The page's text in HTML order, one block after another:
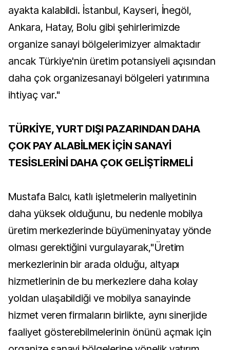
ayakta kalabildi. İstanbul, Kayseri, İnegöl,
Ankara, Hatay, Bolu gibi şehirlerimizde
organize sanayi bölgelerimizyer almaktadır
ancak Türkiye'nin üretim potansiyeli açısından
daha çok organizesanayi bölgeleri yatırımına
ihtiyaç var."
TÜRKİYE, YURT DIŞI PAZARINDAN DAHA
ÇOK PAY ALABİLMEK İÇİN SANAYİ
TESİSLERİNİ DAHA ÇOK GELİŞTİRMELİ
Mustafa Balcı, katlı işletmelerin maliyetinin
daha yüksek olduğunu, bu nedenle mobilya
üretim merkezlerinde büyümeninyatay yönde
olması gerektiğini vurgulayarak,"Üretim
merkezlerinin bir arada olduğu, altyapı
hizmetlerinin de bu merkezlere daha kolay
yoldan ulaşabildiği ve mobilya sanayinde
hizmet veren firmaların birlikte, aynı sinerjide
faaliyet gösterebilmelerinin önünü açmak için